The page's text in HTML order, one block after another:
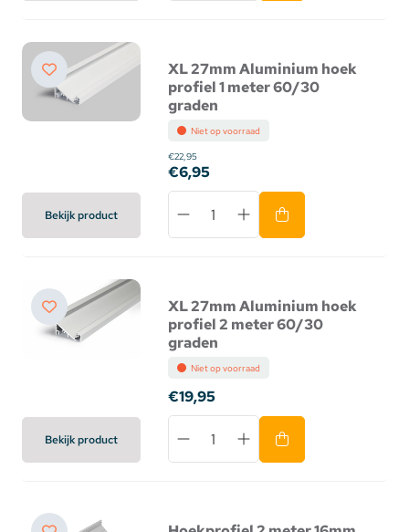
Bekijk product
XL 27mm Aluminium hoek
profiel 1 meter 60/30
graden
Niet op voorraad
€22,95
€6,95
Bekijk product
XL 27mm Aluminium hoek
profiel 2 meter 60/30
graden
Niet op voorraad
€19,95